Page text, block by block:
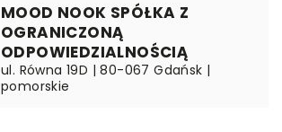
MOOD NOOK SPÓŁKA Z
OGRANICZONĄ
ODPOWIEDZIALNOŚCIĄ
ul. Równa 19D | 80-067 Gdańsk |
pomorskie